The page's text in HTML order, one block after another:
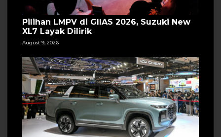
Pilihan LMPV di GIIAS 2026, Suzuki New
XL7 Layak Dilirik
August 9, 2026